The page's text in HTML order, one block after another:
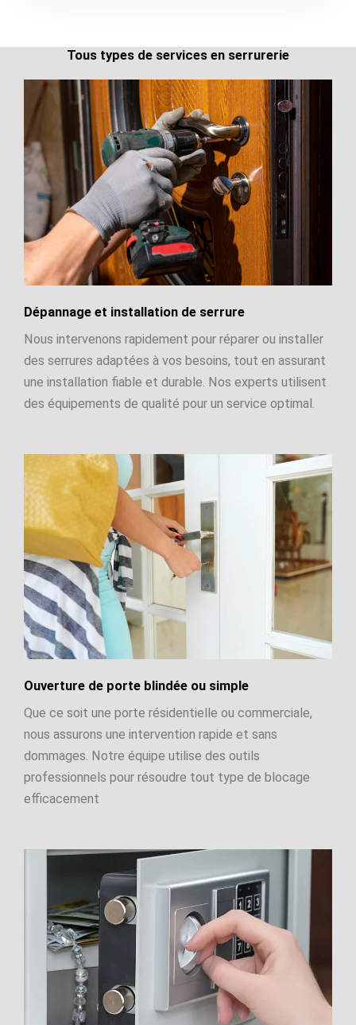
Tous types de services en serrurerie
Dépannage et installation de serrure
Nous intervenons rapidement pour réparer ou installer
des serrures adaptées à vos besoins, tout en assurant
une installation fiable et durable. Nos experts utilisent
des équipements de qualité pour un service optimal.
Ouverture de porte blindée ou simple
Que ce soit une porte résidentielle ou commerciale,
nous assurons une intervention rapide et sans
dommages. Notre équipe utilise des outils
professionnels pour résoudre tout type de blocage
efficacement